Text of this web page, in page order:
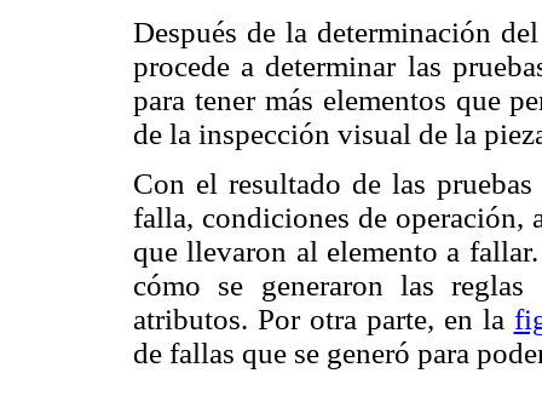
Después de la determinación
procede a determinar las
para tener más elementos que
de la inspección visual de la
Con el resultado de las
falla, condiciones de operación,
que llevaron al elemento a
cómo se generaron las
atributos. Por otra parte, en la
de fallas que se generó para